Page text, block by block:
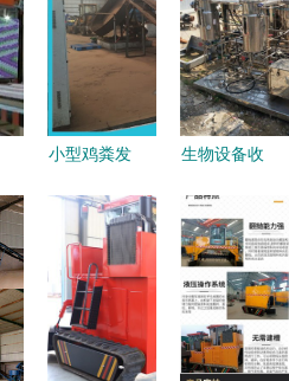
小型鸡粪发
高效有机肥
生产的得力
助手
生物设备收
机肥领域的
市场分析与
估值要素